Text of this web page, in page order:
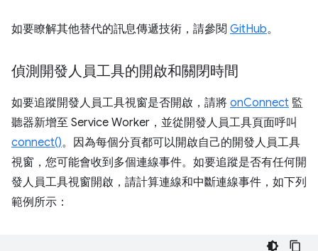
如要瞭解其他替代的訊息傳遞技術，請參閱 GitHub。
偵測開發人員工具的開啟和關閉時間
如要追蹤開發人員工具視窗是否開啟，請將 onConnect 監
聽器新增至 Service Worker，並從開發人員工具頁面呼叫
connect()。因為每個分頁都可以開啟自己的開發人員工具
視窗，您可能會收到多個連線事件。如要追蹤是否有任何開
發人員工具視窗開啟，請計算連線和中斷連線事件，如下列
範例所示：